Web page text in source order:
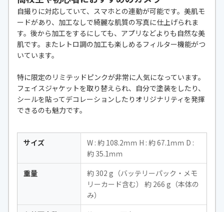
HS: MPEG-H HEVC/H.265
自撮り機能
○
自撮りに対応していて、スマホとの連動が可能です。美肌モ
ードがあり、加工なしで綺麗な肌質の写真に仕上げられま
す。後から加工をするにしても、アプリなどよりも自然な美
肌です。またレトロ調の加工も楽しめるフィルター機能がつ
いています。
特に限定のリミテッドピンクが非常に人気になっています。
フェイスジャケットを取り替えられ、自分で塗装をしたり、
シールを貼ってデコレーションしたりオリジナリティを発揮
できるのも魅力です。
サイズ
W : 約 108.2ｍｍ H : 約 67.1ｍｍ D :
約 35.1ｍｍ
重量
約 302 g（バッテリーパック・メモ
リーカード含む） 約 266 g（本体の
み）